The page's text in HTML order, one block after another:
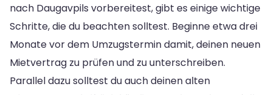
nach Daugavpils vorbereitest, gibt es einige wichtige
Schritte, die du beachten solltest. Beginne etwa drei
Monate vor dem Umzugstermin damit, deinen neuen
Mietvertrag zu prüfen und zu unterschreiben.
Parallel dazu solltest du auch deinen alten